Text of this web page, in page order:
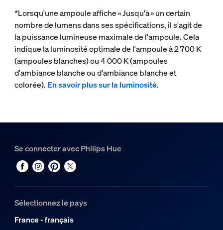
*Lorsqu'une ampoule affiche « Jusqu'à » un certain
nombre de lumens dans ses spécifications, il s'agit de
la puissance lumineuse maximale de l'ampoule. Cela
indique la luminosité optimale de l'ampoule à 2 700 K
(ampoules blanches) ou 4 000 K (ampoules
d'ambiance blanche ou d'ambiance blanche et
colorée). En savoir plus sur la luminosité.
Se connecter avec Philips Hue
Sélectionnez le pays
France - français